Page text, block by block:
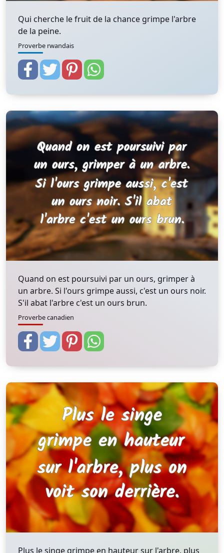
Qui cherche le fruit de la chance grimpe l'arbre
de la peine.
Proverbe rwandais
Quand on est poursuivi par un ours, grimper à
un arbre. Si l'ours grimpe aussi, c'est un ours noir.
S'il abat l'arbre c'est un ours brun.
Proverbe canadien
Plus le singe grimpe en hauteur sur l'arbre, plus